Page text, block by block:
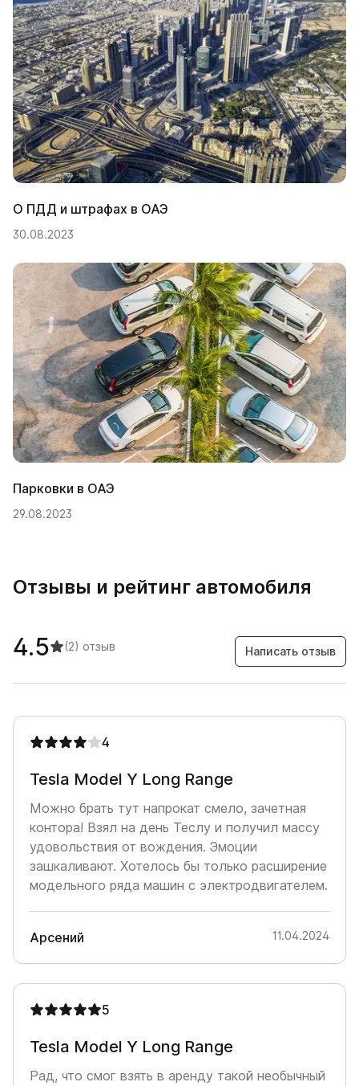
О ПДД и штрафах в ОАЭ
30.08.2023
Парковки в ОАЭ
29.08.2023
Отзывы и рейтинг автомобиля
4.5 (2) отзыв Написать отзыв
4
Tesla Model Y Long Range
Можно брать тут напрокат смело, зачетная
контора! Взял на день Теслу и получил массу
удовольствия от вождения. Эмоции
зашкаливают. Хотелось бы только расширение
модельного ряда машин с электродвигателем.
Арсений 11.04.2024
5
Tesla Model Y Long Range
Рад, что смог взять в аренду такой необычный